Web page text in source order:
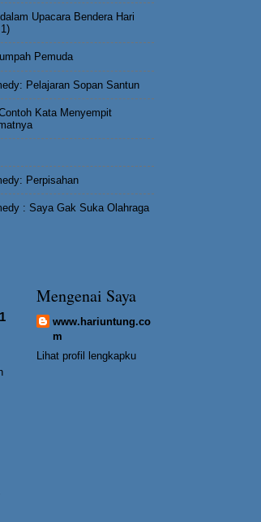
Upacara Bendera Hari
Pemuda
Pelajaran Sopan Santun
Kata Menyempit
Perpisahan
: Saya Gak Suka Olahraga
Mengenai Saya
www.hariuntung.co
m
Lihat profil lengkapku